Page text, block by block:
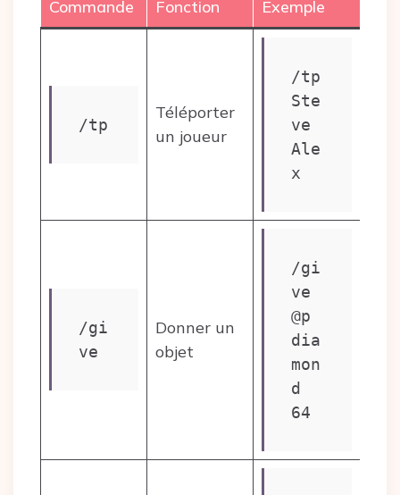
Commande Fonction Exemple
/tp
Téléporter
un joueur
/tp
Ste
ve
Ale
x
/gi
ve
Donner un
objet
/gi
ve
@p
dia
mon
d
64